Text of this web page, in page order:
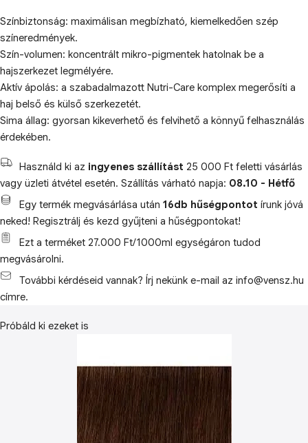
Színbiztonság: maximálisan megbízható, kiemelkedően szép
színeredmények.
Szín-volumen: koncentrált mikro-pigmentek hatolnak be a
hajszerkezet legmélyére.
Aktív ápolás: a szabadalmazott Nutri-Care komplex megerősíti a
haj belső és külső szerkezetét.
Sima állag: gyorsan kikeverhető és felvihető a könnyű felhasználás
érdekében.
Használd ki az ingyenes szállítást 25 000 Ft feletti vásárlás
vagy üzleti átvétel esetén. Szállítás várható napja: 08.10 - Hétfő
Egy termék megvásárlása után 16db hűségpontot írunk jóvá
neked! Regisztrálj és kezd gyűjteni a hűségpontokat!
Ezt a terméket 27.000 Ft/1000ml egységáron tudod
megvásárolni.
További kérdéseid vannak? Írj nekünk e-mail az info@vensz.hu
címre.
Próbáld ki ezeket is